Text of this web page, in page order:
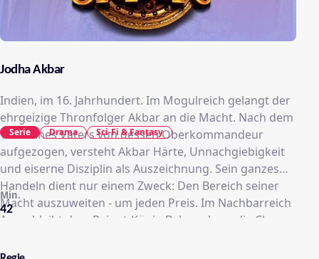
Jodha Akbar
Indien, im 16. Jahrhundert. Im Mogulreich gelangt der
ehrgeizige Thronfolger Akbar an die Macht. Nach dem
Tod seines Vaters von dessen Oberkommandeur
aufgezogen, versteht Akbar Härte, Unnachgiebigkeit
und eiserne Disziplin als Auszeichnung. Sein ganzes
Handeln dient nur einem Zweck: Den Bereich seiner
Macht auszuweiten - um jeden Preis. Im Nachbarreich
Amer bleibt dem Rajput-König Bahrmal nur die Chance
muss den angriffslustigen Jung-Mogul heiraten, um
42
Min.
Serie Drama Sci-Fi & Fantasy